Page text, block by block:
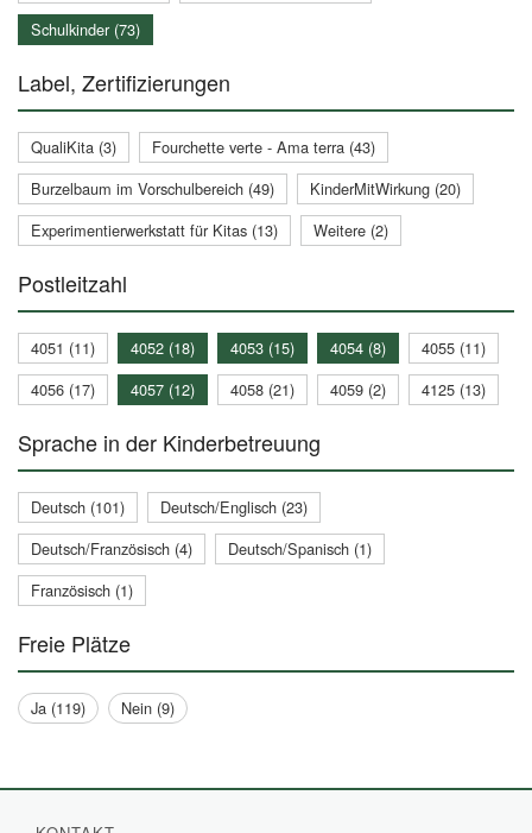
Schulkinder (73)
Label, Zertifizierungen
QualiKita (3)
Fourchette verte - Ama terra (43)
Burzelbaum im Vorschulbereich (49)
KinderMitWirkung (20)
Experimentierwerkstatt für Kitas (13)
Weitere (2)
Postleitzahl
4051 (11) 4052 (18) 4053 (15) 4054 (8)
4055 (11)
4056 (17)
4057 (12) 4058 (21) 4059 (2) 4125 (13)
Sprache in der Kinderbetreuung
Deutsch (101)
Deutsch/Englisch (23)
Deutsch/Französisch (4)
Deutsch/Spanisch (1)
Französisch (1)
Freie Plätze
Ja (119) Nein (9)